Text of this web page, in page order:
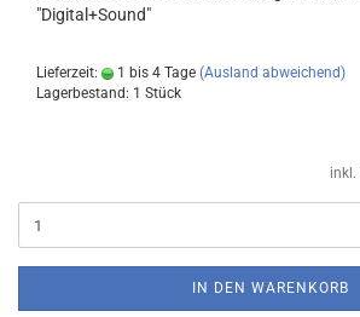
"Digital+Sound"
Lieferzeit: 1 bis 4 Tage (Ausland abweichend)
Lagerbestand: 1 Stück
inkl.
IN DEN WARENKORB